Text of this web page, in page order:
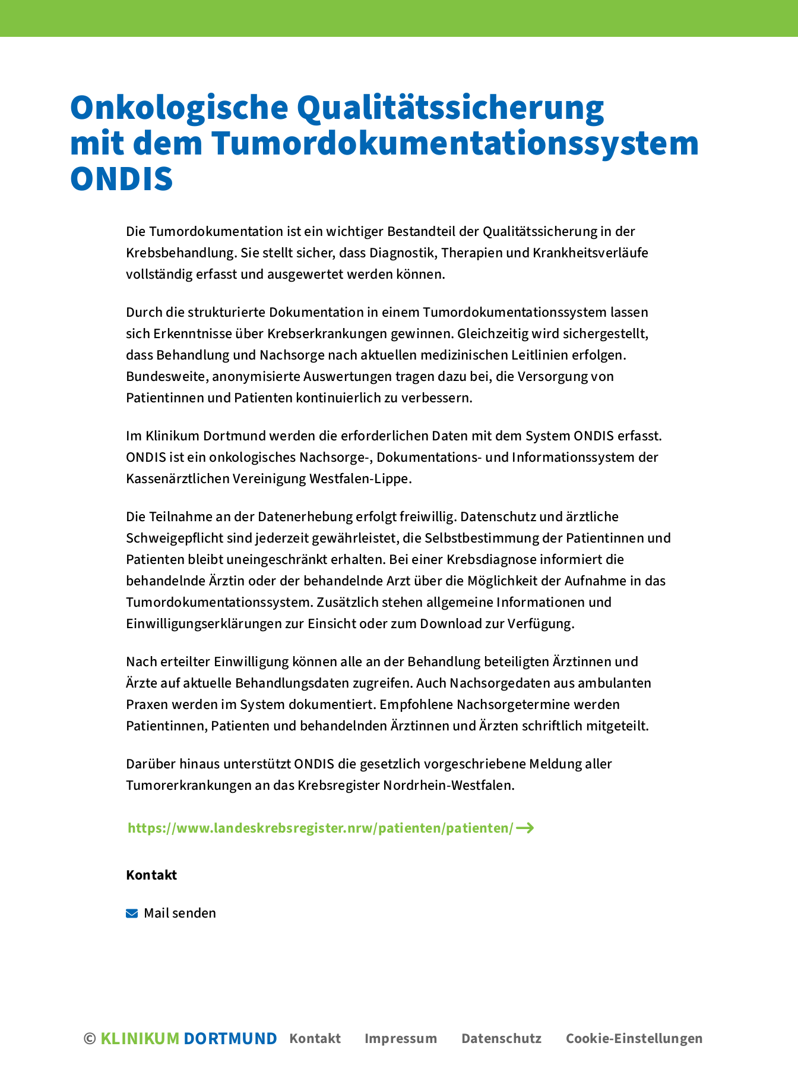
Onkologische Qualitäts­sicherung
mit dem Tumor­dokumentations­system
ONDIS
Die Tumordokumentation ist ein wichtiger Bestandteil der Qualitätssicherung in der
Krebsbehandlung. Sie stellt sicher, dass Diagnostik, Therapien und Krankheitsverläufe
vollständig erfasst und ausgewertet werden können.
Durch die strukturierte Dokumentation in einem Tumordokumentationssystem lassen
sich Erkenntnisse über Krebserkrankungen gewinnen. Gleichzeitig wird sichergestellt,
dass Behandlung und Nachsorge nach aktuellen medizinischen Leitlinien erfolgen.
Bundesweite, anonymisierte Auswertungen tragen dazu bei, die Versorgung von
Patientinnen und Patienten kontinuierlich zu verbessern.
Im Klinikum Dortmund werden die erforderlichen Daten mit dem System ONDIS erfasst.
ONDIS ist ein onkologisches Nachsorge-, Dokumentations- und Informationssystem der
Kassenärztlichen Vereinigung Westfalen-Lippe.
Die Teilnahme an der Datenerhebung erfolgt freiwillig. Datenschutz und ärztliche
Schweigepflicht sind jederzeit gewährleistet, die Selbstbestimmung der Patientinnen und
Patienten bleibt uneingeschränkt erhalten. Bei einer Krebsdiagnose informiert die
behandelnde Ärztin oder der behandelnde Arzt über die Möglichkeit der Aufnahme in das
Tumordokumentationssystem. Zusätzlich stehen allgemeine Informationen und
Einwilligungserklärungen zur Einsicht oder zum Download zur Verfügung.
Nach erteilter Einwilligung können alle an der Behandlung beteiligten Ärztinnen und
Ärzte auf aktuelle Behandlungsdaten zugreifen. Auch Nachsorgedaten aus ambulanten
Praxen werden im System dokumentiert. Empfohlene Nachsorgetermine werden
Patientinnen, Patienten und behandelnden Ärztinnen und Ärzten schriftlich mitgeteilt.
Darüber hinaus unterstützt ONDIS die gesetzlich vorgeschriebene Meldung aller
Tumorerkrankungen an das Krebsregister Nordrhein-Westfalen.
https://www.landeskrebsregister.nrw/patienten/patienten/
Kontakt
Mail senden
© KLINIKUM DORTMUND Kontakt Impressum Datenschutz Cookie-Einstellungen